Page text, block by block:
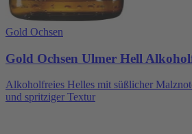
Gold Ochsen
Gold Ochsen Ulmer Hell
Alkoholfreies Helles mit süßlicher
und spritziger Textur